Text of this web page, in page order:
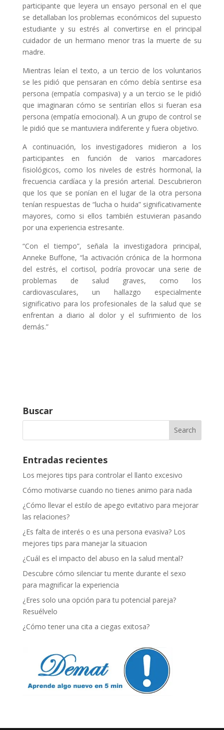
participante que leyera un ensayo personal en el que
se detallaban los problemas económicos del supuesto
estudiante y su estrés al convertirse en el principal
cuidador de un hermano menor tras la muerte de su
madre.
Mientras leían el texto, a un tercio de los voluntarios
se les pidió que pensaran en cómo debía sentirse esa
persona (empatía compasiva) y a un tercio se le pidió
que imaginaran cómo se sentirían ellos si fueran esa
persona (empatía emocional). A un grupo de control se
le pidió que se mantuviera indiferente y fuera objetivo.
A continuación, los investigadores midieron a los
participantes en función de varios marcadores
fisiológicos, como los niveles de estrés hormonal, la
frecuencia cardíaca y la presión arterial. Descubrieron
que los que se ponían en el lugar de la otra persona
tenían respuestas de “lucha o huida” significativamente
mayores, como si ellos también estuvieran pasando
por una experiencia estresante.
“Con el tiempo”, señala la investigadora principal,
Anneke Buffone, “la activación crónica de la hormona
del estrés, el cortisol, podría provocar una serie de
problemas de salud graves, como los
cardiovasculares, un hallazgo especialmente
significativo para los profesionales de la salud que se
enfrentan a diario al dolor y el sufrimiento de los
demás.”
Buscar
Entradas recientes
Los mejores tips para controlar el llanto excesivo
Cómo motivarse cuando no tienes animo para nada
¿Cómo llevar el estilo de apego evitativo para mejorar
las relaciones?
¿Es falta de interés o es una persona evasiva? Los
mejores tips para manejar la situacion
¿Cuál es el impacto del abuso en la salud mental?
Descubre cómo silenciar tu mente durante el sexo
para magnificar la experiencia
¿Eres solo una opción para tu potencial pareja?
Resuélvelo
¿Cómo tener una cita a ciegas exitosa?